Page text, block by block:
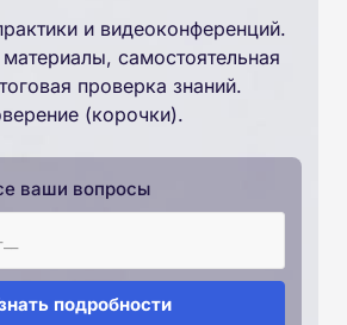
и видеоконференций.
самостоятельная
проверка знаний.
(корочки).
ваши вопросы
подробности